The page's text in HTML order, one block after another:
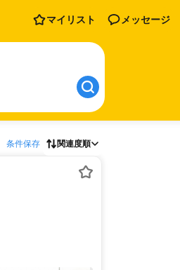
マイリスト メッセージ
条件保存 関連度順